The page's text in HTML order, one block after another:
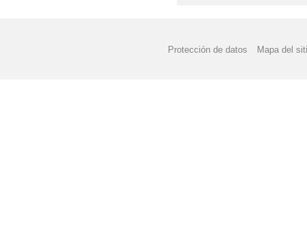
Protección de datos Mapa del